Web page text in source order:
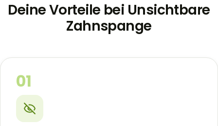
Deine Vorteile bei Unsichtbare
Zahnspange
01